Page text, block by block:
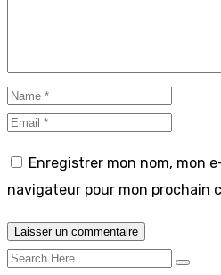
Enregistrer mon nom, mon
navigateur pour mon prochain